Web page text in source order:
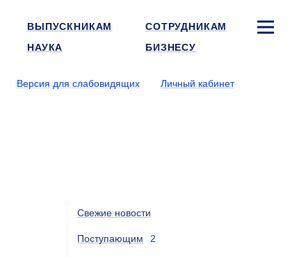
ВЫПУСКНИКАМ
СОТРУДНИКАМ
НАУКА БИЗНЕСУ
Версия для слабовидящих
Личный кабинет
Свежие новости
Поступающим 2